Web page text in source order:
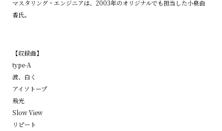
マスタリング・エンジニアは、2003年のオリジナルでも担当した小泉由
香氏。
【収録曲】
type-A
波、白く
アイソトープ
飛光
Slow View
リピート